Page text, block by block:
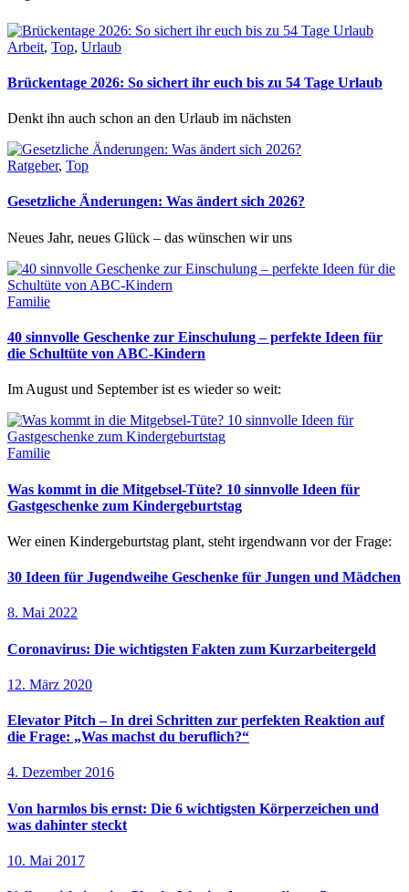
Arbeit, Top, Urlaub
Brückentage 2026: So sichert ihr euch bis zu 54 Tage Urlaub
Denkt ihn auch schon an den Urlaub im nächsten
Ratgeber, Top
Gesetzliche Änderungen: Was ändert sich 2026?
Neues Jahr, neues Glück – das wünschen wir uns
Familie
40 sinnvolle Geschenke zur Einschulung – perfekte Ideen für
die Schultüte von ABC-Kindern
Im August und September ist es wieder so weit:
Familie
Was kommt in die Mitgebsel-Tüte? 10 sinnvolle Ideen für
Gastgeschenke zum Kindergeburtstag
Wer einen Kindergeburtstag plant, steht irgendwann vor der Frage:
30 Ideen für Jugendweihe Geschenke für Jungen und Mädchen
8. Mai 2022
Coronavirus: Die wichtigsten Fakten zum Kurzarbeitergeld
12. März 2020
Elevator Pitch – In drei Schritten zur perfekten Reaktion auf
die Frage: „Was machst du beruflich?“
4. Dezember 2016
Von harmlos bis ernst: Die 6 wichtigsten Körperzeichen und
was dahinter steckt
10. Mai 2017